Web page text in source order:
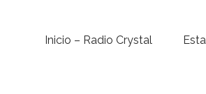
Inicio – Radio Crystal